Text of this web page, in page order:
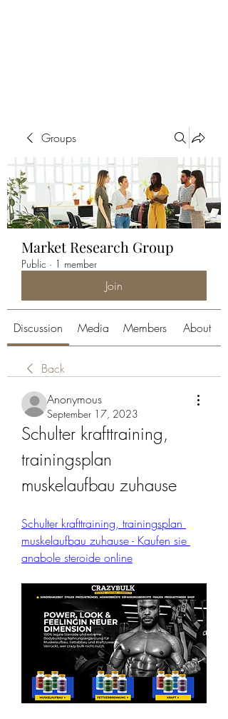
Groups
Market Research Group
Public · 1 member
Join
Discussion Media Members About
Back
Anonymous
September 17, 2023
Schulter krafttraining,
trainingsplan
muskelaufbau zuhause
Schulter krafttraining, trainingsplan
muskelaufbau zuhause - Kaufen sie
anabole steroide online